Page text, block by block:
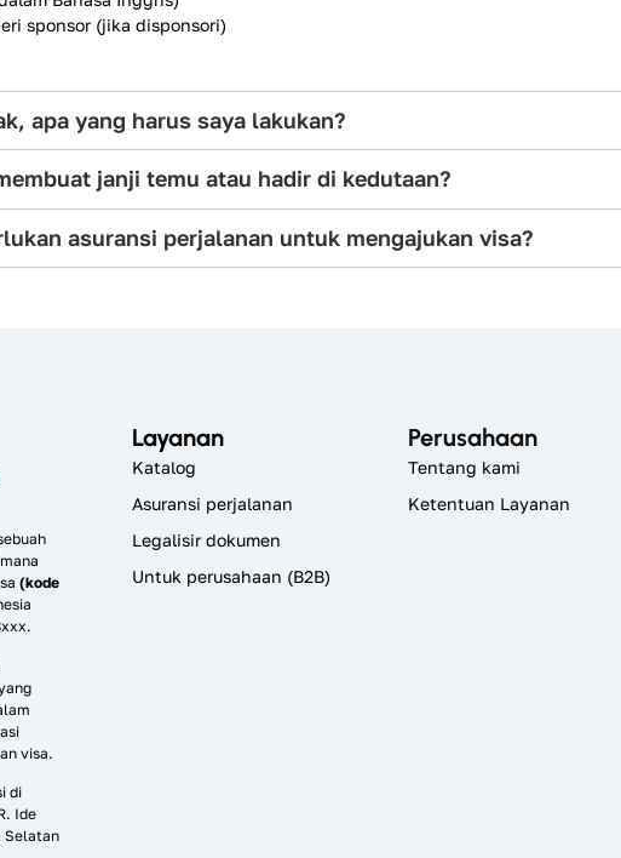
sponsor (jika disponsori)
apa yang harus saya lakukan?
janji temu atau hadir di kedutaan?
asuransi perjalanan untuk mengajukan visa?
(kode
visa.
di
Ide
Selatan
Layanan
Katalog
Asuransi perjalanan
Legalisir dokumen
Untuk perusahaan (B2B)
Perusahaan
Tentang kami
Ketentuan Layanan